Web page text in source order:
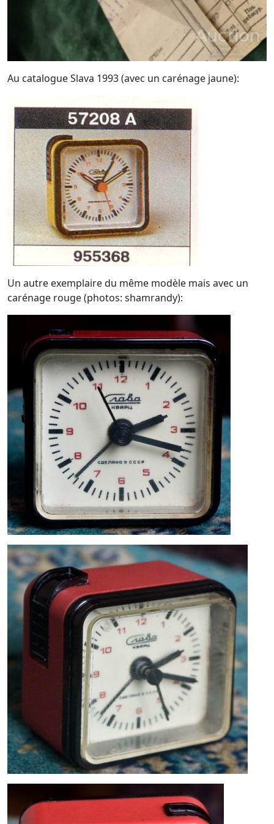
Au catalogue Slava 1993 (avec un carénage jaune):
Un autre exemplaire du même modèle mais avec un
carénage rouge (photos: shamrandy):